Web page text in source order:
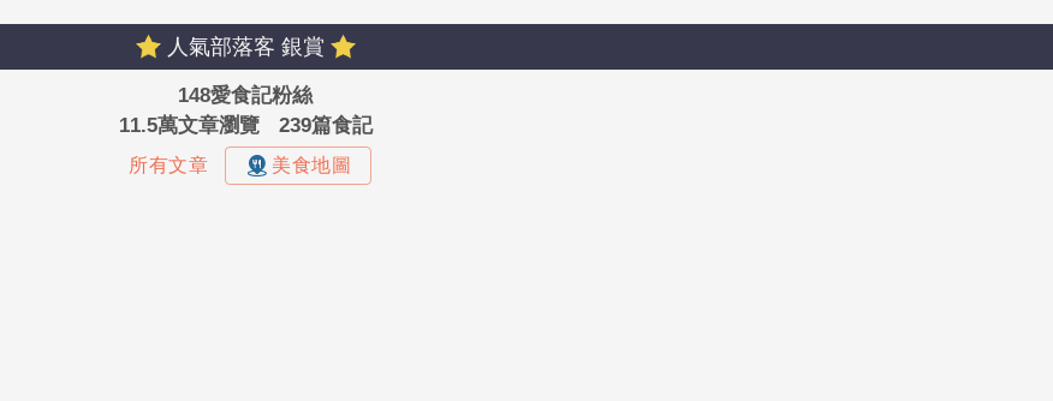
人氣部落客 銀賞
148愛食記粉絲
11.5萬文章瀏覽
239篇食記
所有文章 美食地圖